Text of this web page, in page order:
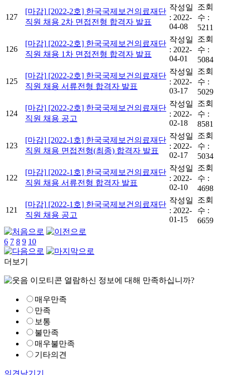
127
[마감] [2022-2호] 한국국제보건의료재단
직원 채용 2차 면접전형 합격자 발표
작성일
: 2022-
04-08
조회
수 :
5211
126
[마감] [2022-2호] 한국국제보건의료재단
직원 채용 1차 면접전형 합격자 발표
작성일
: 2022-
04-01
조회
수 :
5084
125
[마감] [2022-2호] 한국국제보건의료재단
직원 채용 서류전형 합격자 발표
작성일
: 2022-
03-17
조회
수 :
5029
124
[마감] [2022-2호] 한국국제보건의료재단
직원 채용 공고
작성일
: 2022-
02-18
조회
수 :
8581
123
[마감] [2022-1호] 한국국제보건의료재단
직원 채용 면접전형(최종) 합격자 발표
작성일
: 2022-
02-17
조회
수 :
5034
122
[마감] [2022-1호] 한국국제보건의료재단
직원 채용 서류전형 합격자 발표
작성일
: 2022-
02-10
조회
수 :
4698
121
[마감] [2022-1호] 한국국제보건의료재단
직원 채용 공고
작성일
: 2022-
01-15
조회
수 :
6659
6 7 8 9 10
더보기
열람하신 정보에 대해 만족하십니까?
매우만족
만족
보통
불만족
매우불만족
기타의견
의견남기기